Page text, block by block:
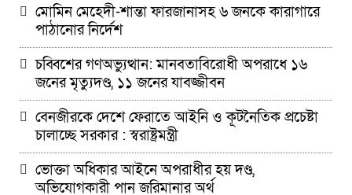
মোমিন মেহেদী-শান্তা ফারজানাসহ ৬ জনকে কারাগারে
পাঠানোর নির্দেশ
চব্বিশের গণঅভ্যুত্থান: মানবতাবিরোধী অপরাধে ১৬
জনের মৃত্যুদণ্ড, ১১ জনের যাবজ্জীবন
বেনজীরকে দেশে ফেরাতে আইনি ও কূটনৈতিক প্রচেষ্টা
চালাচ্ছে সরকার : স্বরাষ্ট্রমন্ত্রী
ভোক্তা অধিকার আইনে অপরাধীর হয় দণ্ড,
অভিযোগকারী পান জরিমানার অর্থ